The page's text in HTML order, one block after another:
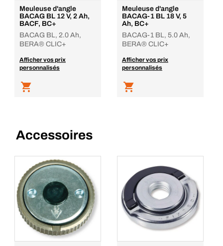
Meuleuse d'angle
BACAG BL 12 V, 2 Ah,
BACF, BC+
BACAG BL, 2.0 Ah,
BERA® CLIC+
Afficher vos prix
personnalisés
Meuleuse d'angle
BACAG-1 BL 18 V, 5
Ah, BC+
BACAG-1 BL, 5.0 Ah,
BERA® CLIC+
Afficher vos prix
personnalisés
Accessoires